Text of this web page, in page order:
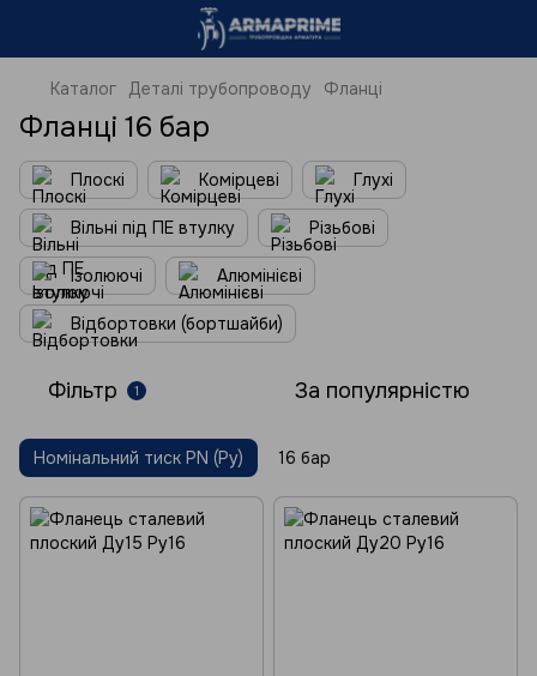
Каталог Деталі трубопроводу Фланці
Фланці 16 бар
Плоскі Комірцеві Глухі
Вільні під ПЕ втулку Різьбові
Ізолюючі Алюмінієві
Відбортовки (бортшайби)
Фільтр 1 За популярністю
Номінальний тиск PN (Ру) 16 бар